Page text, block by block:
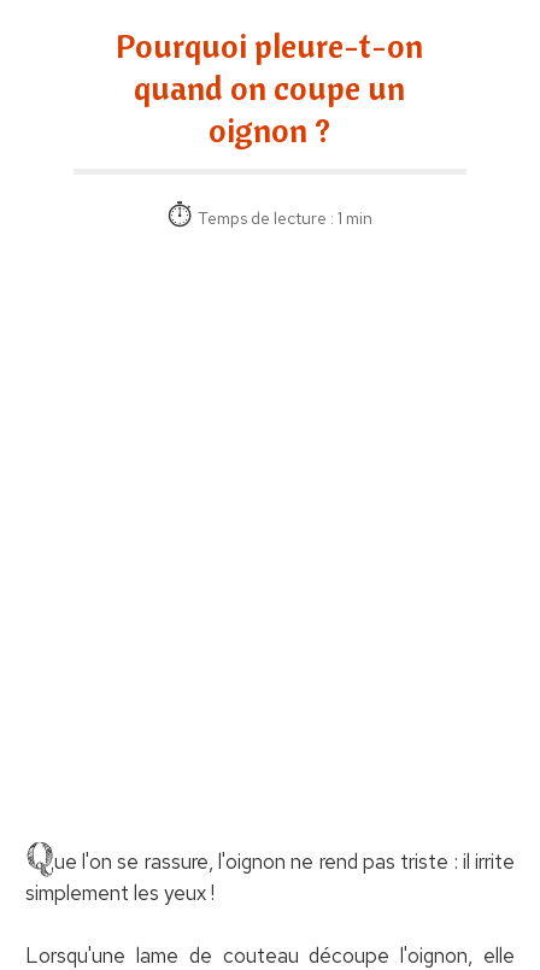
Pourquoi pleure-t-on
quand on coupe un
oignon ?
Temps de lecture : 1 min
Que l'on se rassure, l'oignon ne rend pas triste : il irrite
simplement les yeux !
Lorsqu'une lame de couteau découpe l'oignon, elle